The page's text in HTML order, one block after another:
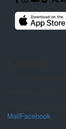
MailFacebook